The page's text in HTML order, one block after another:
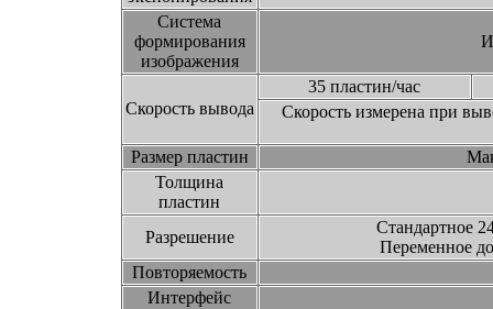
Система
формирования
изображения
Скорость вывода
35 пластин/час
Скорость измерена при
Размер пластин
Толщина
пластин
Разрешение
Стандартное
Переменное
Повторяемость
Интерфейс